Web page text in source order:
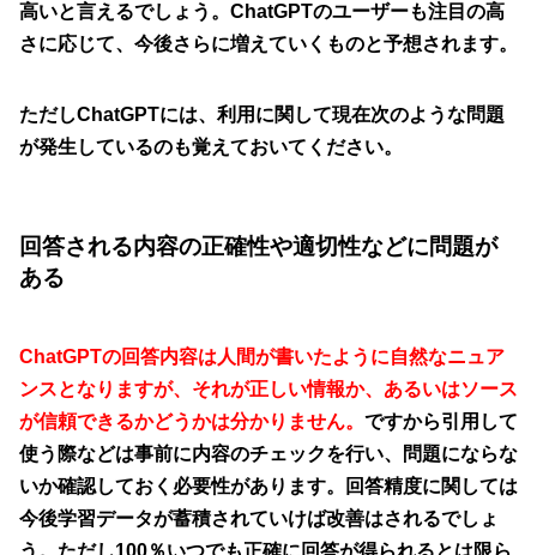
高いと言えるでしょう。ChatGPTのユーザーも注目の高
さに応じて、今後さらに増えていくものと予想されます。
ただしChatGPTには、利用に関して現在次のような問題
が発生しているのも覚えておいてください。
回答される内容の正確性や適切性などに問題が
ある
ChatGPTの回答内容は人間が書いたように自然なニュア
ンスとなりますが、それが正しい情報か、あるいはソース
が信頼できるかどうかは分かりません。 ですから引用して
使う際などは事前に内容のチェックを行い、問題にならな
いか確認しておく必要性があります。回答精度に関しては
今後学習データが蓄積されていけば改善はされるでしょ
う。ただし100％いつでも正確に回答が得られるとは限ら